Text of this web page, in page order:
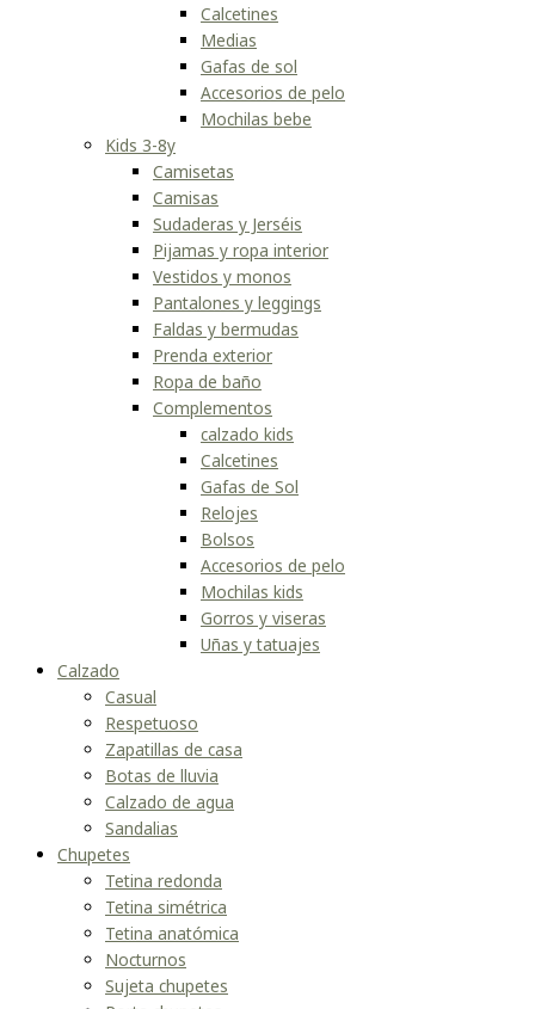
Calcetines
Medias
Gafas de sol
Accesorios de pelo
Mochilas bebe
Kids 3-8y
Camisetas
Camisas
Sudaderas y Jerséis
Pijamas y ropa interior
Vestidos y monos
Pantalones y leggings
Faldas y bermudas
Prenda exterior
Ropa de baño
Complementos
calzado kids
Calcetines
Gafas de Sol
Relojes
Bolsos
Accesorios de pelo
Mochilas kids
Gorros y viseras
Uñas y tatuajes
Calzado
Casual
Respetuoso
Zapatillas de casa
Botas de lluvia
Calzado de agua
Sandalias
Chupetes
Tetina redonda
Tetina simétrica
Tetina anatómica
Nocturnos
Sujeta chupetes